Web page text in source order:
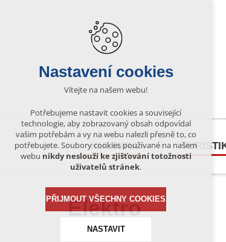
KULTURA
Elektro
Nastavení cookies
Vítejte na našem webu!
Potřebujeme nastavit cookies a související
technologie, aby zobrazovaný obsah odpovídal
vašim potřebám a vy na webu nalezli přesně to, co
potřebujete. Soubory cookies používané na našem
webu nikdy neslouží ke zjišťování totožnosti
uživatelů stránek.
PŘIJMOUT VŠECHNY COOKIES
NASTAVIT